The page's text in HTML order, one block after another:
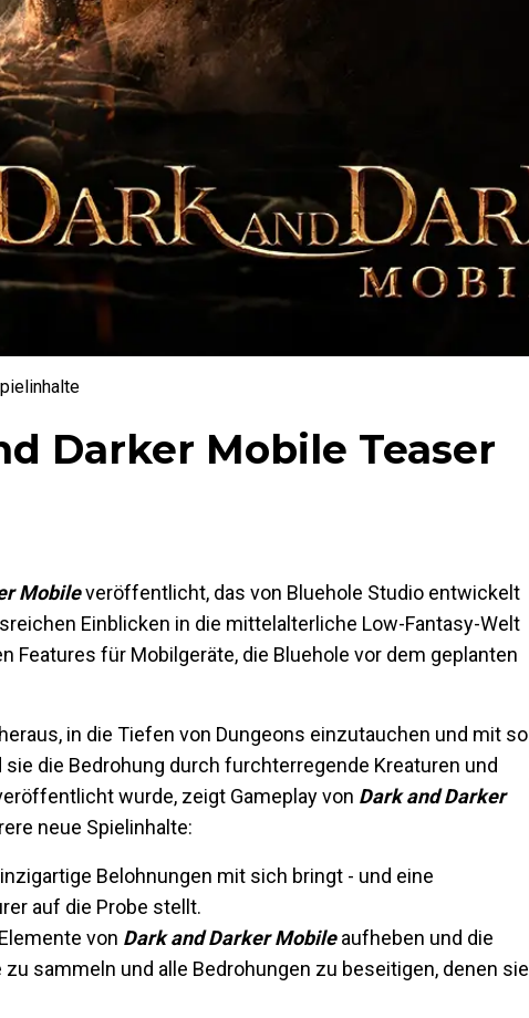
Darker Mobile Teaser
Mobileveröffentlicht, das von Bluehole Studio entwickelt
Einblicken in die mittelalterliche Low-Fantasy-Welt
für Mobilgeräte, die Bluehole vor dem geplanten
in die Tiefen von Dungeons einzutauchen und mit so
die Bedrohung durch furchterregende Kreaturen und
wurde, zeigt Gameplay von Dark and Darker
neue Spielinhalte:
Belohnungen mit sich bringt - und eine
auf die Probe stellt.
von Dark and Darker Mobileaufheben und die
sammeln und alle Bedrohungen zu beseitigen, denen sie